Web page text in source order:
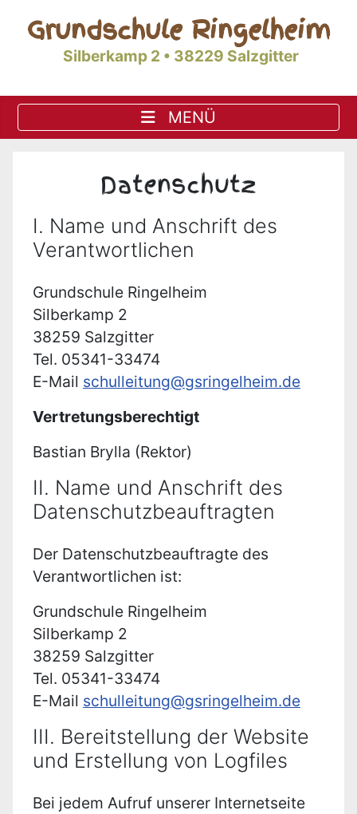
Grundschule Ringelheim
Silberkamp 2 • 38229 Salzgitter
Datenschutz
I. Name und Anschrift des
Verantwortlichen
Grundschule Ringelheim
Silberkamp 2
38259 Salzgitter
Tel. 05341-33474
E-Mail schulleitung@gsringelheim.de
Vertretungsberechtigt
Bastian Brylla (Rektor)
II. Name und Anschrift des
Datenschutzbeauftragten
Der Datenschutzbeauftragte des
Verantwortlichen ist:
Grundschule Ringelheim
Silberkamp 2
38259 Salzgitter
Tel. 05341-33474
E-Mail schulleitung@gsringelheim.de
III. Bereitstellung der Website
und Erstellung von Logfiles
Bei jedem Aufruf unserer Internetseite